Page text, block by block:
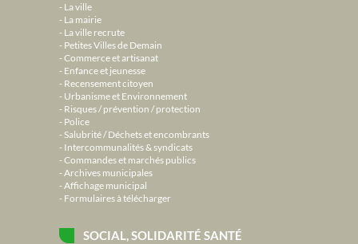
La ville
La mairie
La ville recrute
Petites Villes de Demain
Commerce et artisanat
Enfance et jeunesse
Recensement citoyen
Urbanisme et Environnement
Risques / prévention / protection
Police
Salubrité / Déchets et encombrants
Intercommunalités & syndicats
Commandes et marchés publics
Archives municipales
Affichage municipal
Formulaires à télécharger
SOCIAL, SOLIDARITÉ SANTÉ